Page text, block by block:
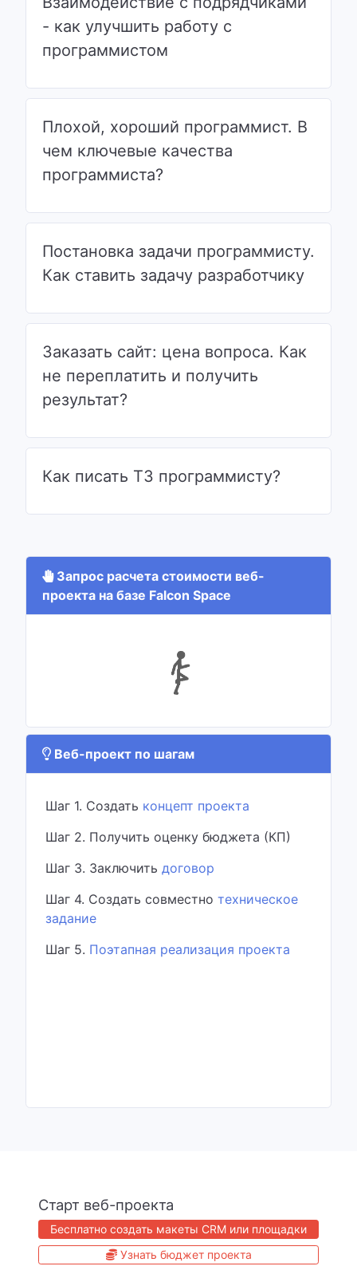
- как улучшить работу с
программистом
Плохой, хороший программист. В
чем ключевые качества
программиста?
Постановка задачи программисту.
Как ставить задачу разработчику
Заказать сайт: цена вопроса. Как
не переплатить и получить
результат?
Как писать ТЗ программисту?
Запрос расчета стоимости веб-
проекта на базе Falcon Space
Веб-проект по шагам
Шаг 1. Создать концепт проекта
Шаг 2. Получить оценку бюджета (КП)
Шаг 3. Заключить договор
Шаг 4. Создать совместно техническое
задание
Шаг 5. Поэтапная реализация проекта
Старт веб-проекта
Бесплатно создать макеты CRM или площадки
Узнать бюджет проекта